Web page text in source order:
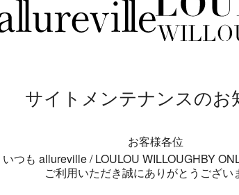
サイトメンテナンスのお
お客様各位
いつも allureville / LOULOU WILLOUGHBY
ご利用いただき誠にありがとうござい